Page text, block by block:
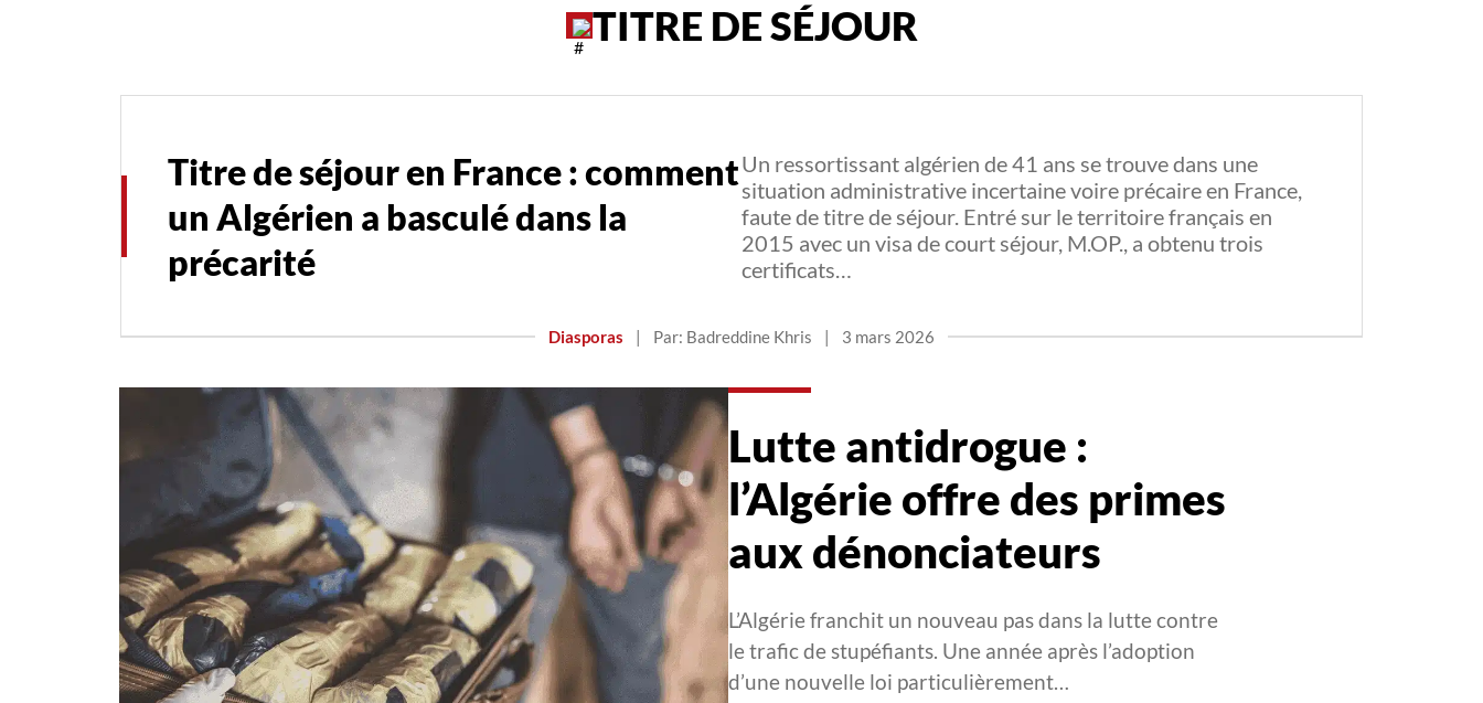
TITRE DE SÉJOUR
Titre de séjour en France : comment
un Algérien a basculé dans la
précarité
Un ressortissant algérien de 41 ans se trouve dans une
situation administrative incertaine voire précaire en France,
faute de titre de séjour. Entré sur le territoire français en
2015 avec un visa de court séjour, M.OP., a obtenu trois
certificats…
Diasporas | Par: Badreddine Khris | 3 mars 2026
Lutte antidrogue :
l’Algérie offre des primes
aux dénonciateurs
L’Algérie franchit un nouveau pas dans la lutte contre
le trafic de stupéfiants. Une année après l’adoption
d’une nouvelle loi particulièrement…